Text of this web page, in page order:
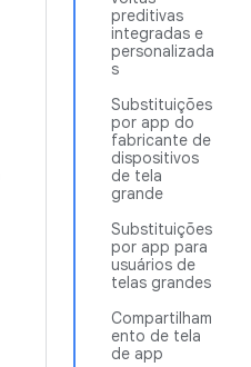
preditivas
integradas e
personalizada
s
Substituições
por app do
fabricante de
dispositivos
de tela
grande
Substituições
por app para
usuários de
telas grandes
Compartilham
ento de tela
de app